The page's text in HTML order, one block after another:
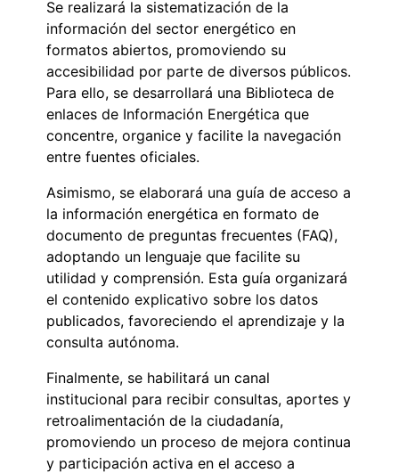
Se realizará la sistematización de la
información del sector energético en
formatos abiertos, promoviendo su
accesibilidad por parte de diversos públicos.
Para ello, se desarrollará una Biblioteca de
enlaces de Información Energética que
concentre, organice y facilite la navegación
entre fuentes oficiales.
Asimismo, se elaborará una guía de acceso a
la información energética en formato de
documento de preguntas frecuentes (FAQ),
adoptando un lenguaje que facilite su
utilidad y comprensión. Esta guía organizará
el contenido explicativo sobre los datos
publicados, favoreciendo el aprendizaje y la
consulta autónoma.
Finalmente, se habilitará un canal
institucional para recibir consultas, aportes y
retroalimentación de la ciudadanía,
promoviendo un proceso de mejora continua
y participación activa en el acceso a